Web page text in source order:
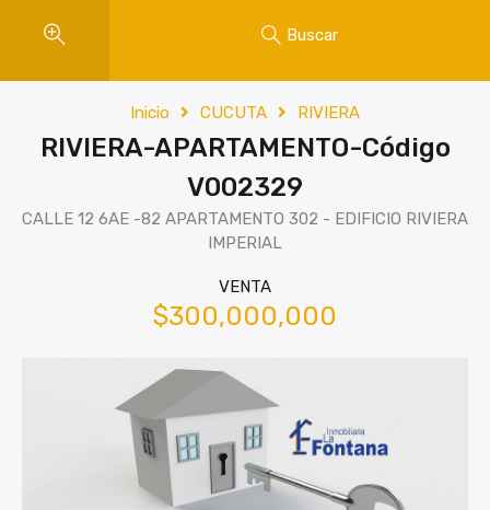
Buscar
Inicio CUCUTA RIVIERA
RIVIERA-APARTAMENTO-Código
V002329
CALLE 12 6AE -82 APARTAMENTO 302 - EDIFICIO RIVIERA
IMPERIAL
VENTA
$300,000,000